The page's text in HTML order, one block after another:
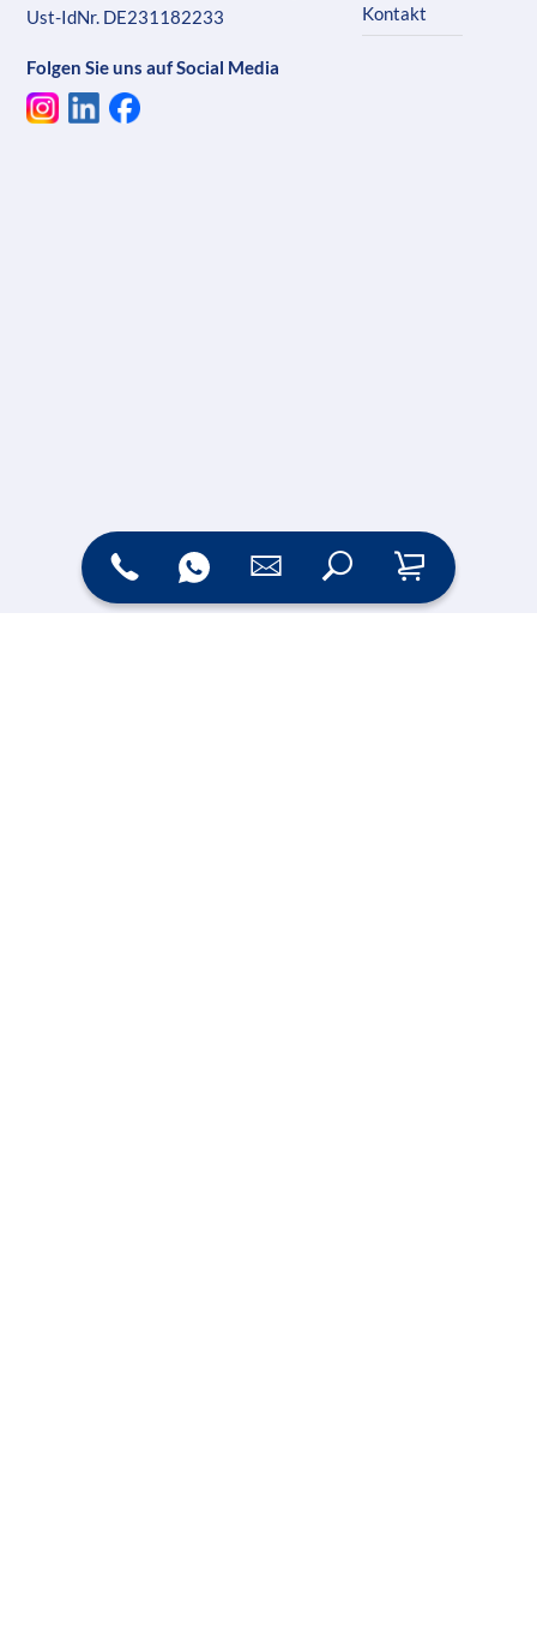
Ust-IdNr. DE231182233
Folgen Sie uns auf Social Media
Kontakt